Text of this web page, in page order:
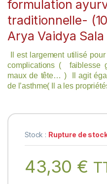
formulation
traditionnelle-
Arya Vaidya
Il est largement utilisé
complications ( faiblesse
maux de tête… ) Il agit
de l’asthme( Il a les
Stock : Rupture de
43,30 €